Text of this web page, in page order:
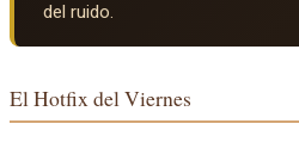
del ruido.
El Hotfix del Viernes